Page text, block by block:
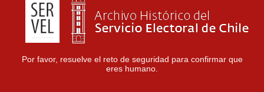
Por favor, resuelve el reto de seguridad para confirmar que
eres humano.